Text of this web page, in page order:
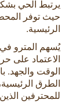
يرتبط الحي
حيث توفر
الرئيسية.
يُسهم المترو
الاعتماد على
الوقت والجهد.
الطرق
للمحترفين